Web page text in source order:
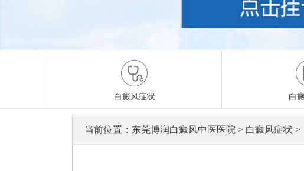
白癜风症状 白
当前位置： 东莞博润白癜风中医医院 > 白癜风症状 >